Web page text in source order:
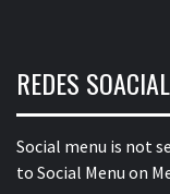
REDES
Social menu is not
to Social Menu on